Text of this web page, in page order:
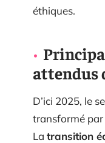
éthiques.
attendus
D’ici 2025, le
transformé par
La transition